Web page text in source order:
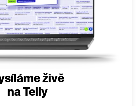
živě
na Telly